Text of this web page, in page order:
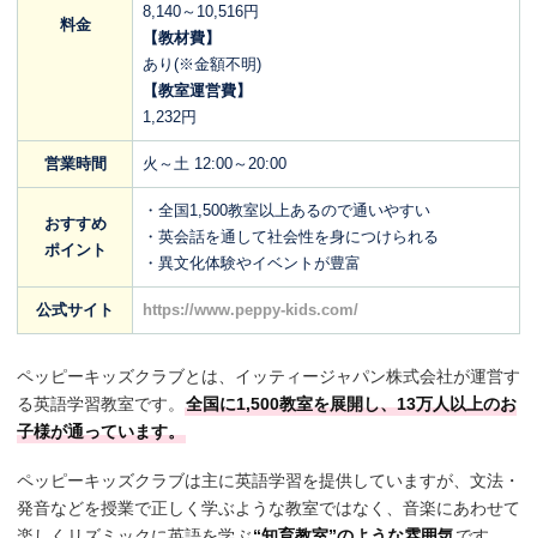
料金
8,140～10,516円
【教材費】
あり(※金額不明)
【教室運営費】
1,232円
営業時間 火～土 12:00～20:00
おすすめ
ポイント
・全国1,500教室以上あるので通いやすい
・英会話を通して社会性を身につけられる
・異文化体験やイベントが豊富
公式サイト https://www.peppy-kids.com/
ペッピーキッズクラブとは、イッティージャパン株式会社が運営す
る英語学習教室です。 全国に1,500教室を展開し、13万人以上のお
子様が通っています。
ペッピーキッズクラブは主に英語学習を提供していますが、文法・
発音などを授業で正しく学ぶような教室ではなく、音楽にあわせて